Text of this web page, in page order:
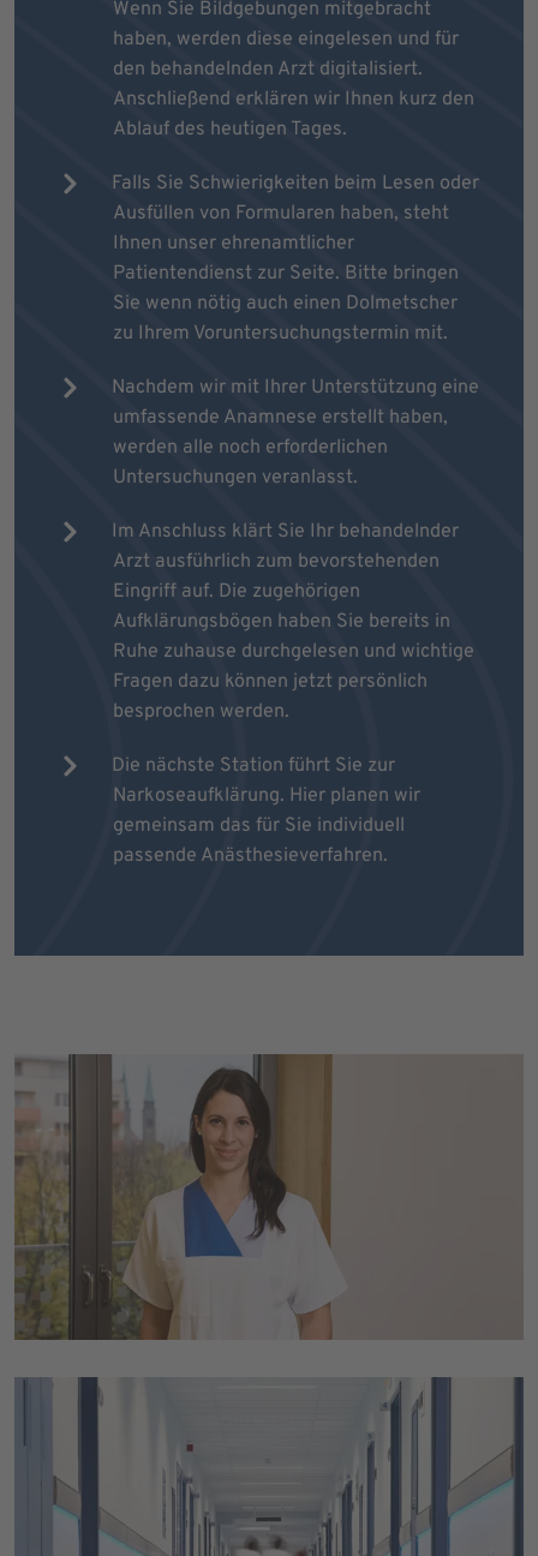
Wenn Sie Bildgebungen mitgebracht
haben, werden diese eingelesen und für
den behandelnden Arzt digitalisiert.
Anschließend erklären wir Ihnen kurz den
Ablauf des heutigen Tages.
Falls Sie Schwierigkeiten beim Lesen oder
Ausfüllen von Formularen haben, steht
Ihnen unser ehrenamtlicher
Patientendienst zur Seite. Bitte bringen
Sie wenn nötig auch einen Dolmetscher
zu Ihrem Voruntersuchungstermin mit.
Nachdem wir mit Ihrer Unterstützung eine
umfassende Anamnese erstellt haben,
werden alle noch erforderlichen
Untersuchungen veranlasst.
Im Anschluss klärt Sie Ihr behandelnder
Arzt ausführlich zum bevorstehenden
Eingriff auf. Die zugehörigen
Aufklärungsbögen haben Sie bereits in
Ruhe zuhause durchgelesen und wichtige
Fragen dazu können jetzt persönlich
besprochen werden.
Die nächste Station führt Sie zur
Narkoseaufklärung. Hier planen wir
gemeinsam das für Sie individuell
passende Anästhesieverfahren.